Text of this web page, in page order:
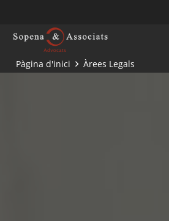
Pàgina d'inici Àrees Legals